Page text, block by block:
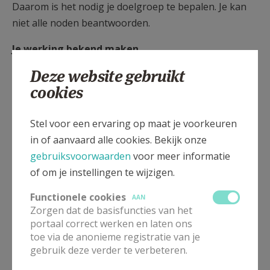
Daarom is het nodig je doelgroep te bepalen. Je kan
niet alle noden beantwoorden.
Je werking bekend maken
Als een groep gaat starten, maak je dat best in een
ruim geheel bekend. “Wij hangen affiches uit bij de
de affiche daar, wellicht meerdere keren, vooraleer
ze contact nemen. Je kan je werking verder bekend
maken via de uitvaartondernemingen, in
woonzorgcentra – hoeveel mensen verliezen na hun
partner ook hun thuis, omdat ze niet alleen kunnen
blijven wonen? - en in de parochie, via het
parochieblad, maar ook via pastores die
rouwgesprekken doen.”
Deze website gebruikt
cookies
Stel voor een ervaring op maat je voorkeuren
in of aanvaard alle cookies. Bekijk onze
gebruiksvoorwaarden voor meer informatie
of om je instellingen te wijzigen.
Functionele cookies
AAN
Zorgen dat de basisfuncties van het
portaal correct werken en laten ons
toe via de anonieme registratie van je
gebruik deze verder te verbeteren.